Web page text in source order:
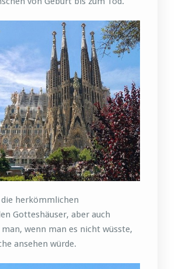
herkömmlichen
Gotteshäuser, aber auch
man, wenn man es nicht wüsste,
ansehen würde.